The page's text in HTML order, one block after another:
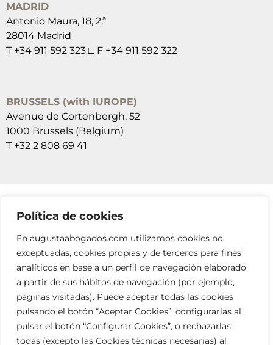
Política de cookies
En augustaabogados.com utilizamos cookies no
exceptuadas, cookies propias y de terceros para fines
analíticos en base a un perfil de navegación elaborado
a partir de sus hábitos de navegación (por ejemplo,
páginas visitadas). Puede aceptar todas las cookies
pulsando el botón “Aceptar Cookies”, configurarlas al
pulsar el botón “Configurar Cookies”, o rechazarlas
todas (excepto las Cookies técnicas necesarias) al
MADRID
Antonio Maura, 18, 2.ª
28014 Madrid
T +34 911 592 323 □ F +34 911 592 322
BRUSSELS (with IUROPE)
Avenue de Cortenbergh, 52
1000 Brussels (Belgium)
T +32 2 808 69 41
SUSCRÍBETE A NUESTRAS NEWSLETTERS
RELLENA EL FORMULARIO